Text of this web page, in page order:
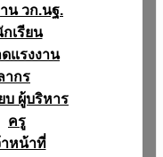
น วก.นฐ.
เรียน
แรงงาน
ากร
บ ผู้บริหาร
ครู
าหน้าที่